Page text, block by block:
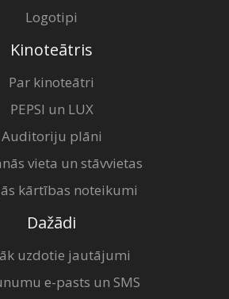
Logotipi
Kinoteātris
Par kinoteātri
PEPSI un LUX
Auditoriju plāni
vieta un stāvvietas
kārtības noteikumi
Dažādi
uzdotie jautājumi
e-pasts un SMS